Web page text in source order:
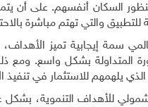
السكان أنفسهم. على أن
والتي تهتم مباشرة
سمة إيجابية تميز
المتداولة بشكل واسع. ومع
الذي يلهمهم للاستثمار في
للأهداف التنموية، بشكل